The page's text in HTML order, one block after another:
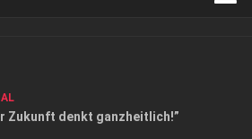
/ Ostsachsen
Zukunft denkt ganzheitlich!”